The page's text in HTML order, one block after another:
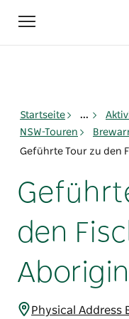
Toggle
navigation
Startseite ...
NSW-Touren
den
Physical Address